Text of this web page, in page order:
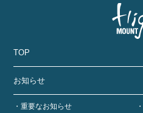
TOP
お知らせ
重要なお知らせ